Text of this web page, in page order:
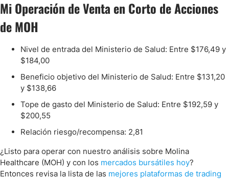
Mi Operación de Venta en Corto de Acciones
de MOH
Nivel de entrada del Ministerio de Salud: Entre $176,49 y
$184,00
Beneficio objetivo del Ministerio de Salud: Entre $131,20
y $138,66
Tope de gasto del Ministerio de Salud: Entre $192,59 y
$200,55
Relación riesgo/recompensa: 2,81
¿Listo para operar con nuestro análisis sobre Molina
Healthcare (MOH) y con los mercados bursátiles hoy?
Entonces revisa la lista de las mejores plataformas de trading